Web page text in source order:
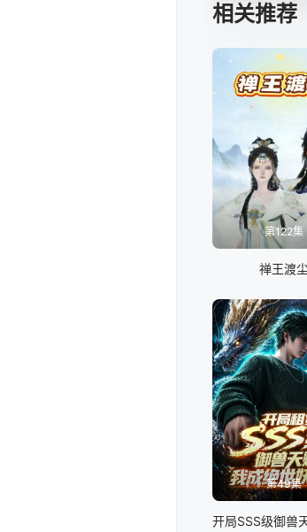
相关推荐
第122集
禅王渡尘
第49集